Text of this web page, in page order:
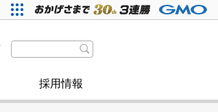
いて
定
採用情報